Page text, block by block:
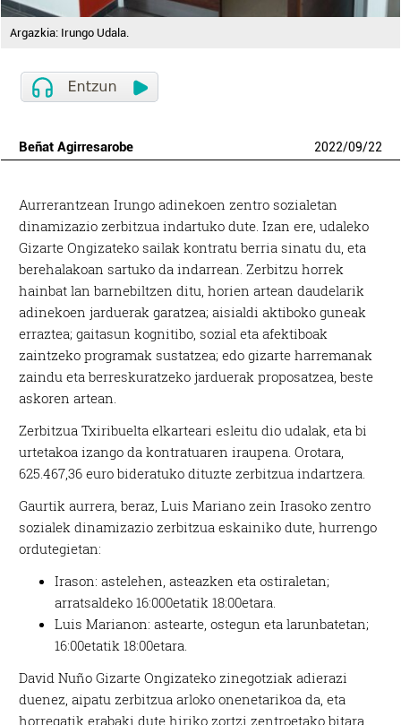
Argazkia: Irungo Udala.
Beñat Agirresarobe 2022/09/22
Aurrerantzean Irungo adinekoen zentro sozialetan
dinamizazio zerbitzua indartuko dute. Izan ere, udaleko
Gizarte Ongizateko sailak kontratu berria sinatu du, eta
berehalakoan sartuko da indarrean. Zerbitzu horrek
hainbat lan barnebiltzen ditu, horien artean daudelarik
adinekoen jarduerak garatzea; aisialdi aktiboko guneak
erraztea; gaitasun kognitibo, sozial eta afektiboak
zaintzeko programak sustatzea; edo gizarte harremanak
zaindu eta berreskuratzeko jarduerak proposatzea, beste
askoren artean.
Zerbitzua Txiribuelta elkarteari esleitu dio udalak, eta bi
urtetakoa izango da kontratuaren iraupena. Orotara,
625.467,36 euro bideratuko dituzte zerbitzua indartzera.
Gaurtik aurrera, beraz, Luis Mariano zein Irasoko zentro
sozialek dinamizazio zerbitzua eskainiko dute, hurrengo
ordutegietan:
Irason: astelehen, asteazken eta ostiraletan;
arratsaldeko 16:000etatik 18:00etara.
Luis Marianon: astearte, ostegun eta larunbatetan;
16:00etatik 18:00etara.
David Nuño Gizarte Ongizateko zinegotziak adierazi
duenez, aipatu zerbitzua arloko onenetarikoa da, eta
horregatik erabaki dute hiriko zortzi zentroetako bitara